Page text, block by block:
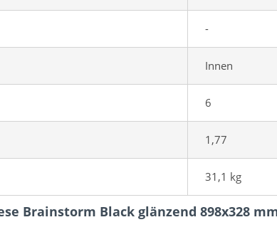
-
Innen
6
1,77
31,1 kg
Brainstorm Black glänzend 898x328